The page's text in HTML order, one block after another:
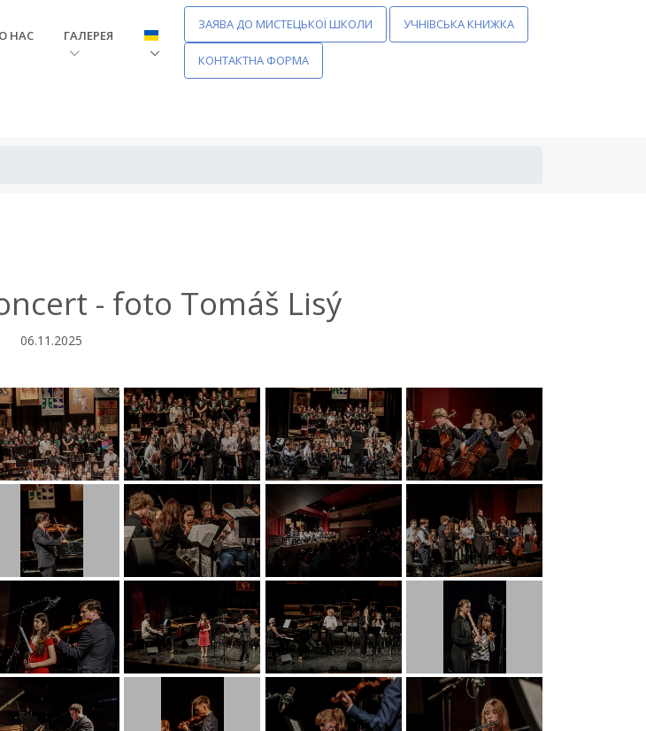
НАС ГАЛЕРЕЯ
ЗАЯВА ДО МИСТЕЦЬКОЇ ШКОЛИ УЧНІВСЬКА КНИЖКА
КОНТАКТНА ФОРМА
- foto Tomáš Lisý
06.11.2025